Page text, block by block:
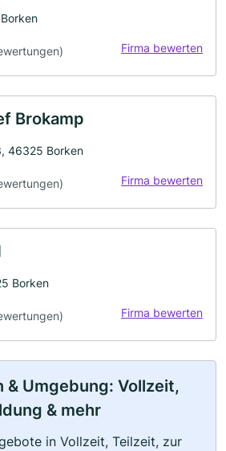
Firma bewerten
Brokamp
46325 Borken
Firma bewerten
Borken
Firma bewerten
& Umgebung: Vollzeit,
& mehr
in Vollzeit, Teilzeit, zur